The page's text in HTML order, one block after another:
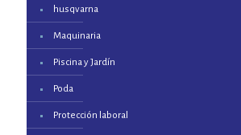
husqvarna
Maquinaria
Piscina y Jardín
Poda
Protección laboral